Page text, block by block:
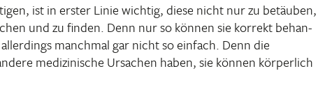
ist in erster Linie wichtig, diese nicht nur zu betäuben,
und zu finden. Denn nur so können sie korrekt behan­
manchmal gar nicht so einfach. Denn die
medi­zi­ni­sche Ursa­chen haben, sie können körper­lich